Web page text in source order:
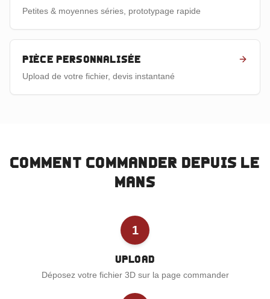
Petites & moyennes séries, prototypage rapide
Pièce personnalisée
Upload de votre fichier, devis instantané
Comment commander depuis Le
Mans
1
Upload
Déposez votre fichier 3D sur la page commander